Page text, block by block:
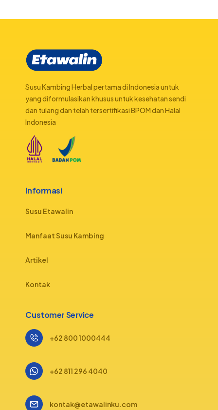
Susu Kambing Herbal pertama di Indonesia untuk
yang diformulasikan khusus untuk kesehatan sendi
dan tulang dan telah tersertifikasi BPOM dan Halal
Indonesia
Informasi
Susu Etawalin
Manfaat Susu Kambing
Artikel
Kontak
Customer Service
+62 800 1000444
+62 811 296 4040
kontak@etawalinku.com